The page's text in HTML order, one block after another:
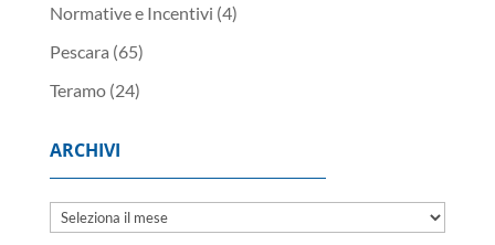
Normative e Incentivi (4)
Pescara (65)
Teramo(24)
ARCHIVI
Archivi